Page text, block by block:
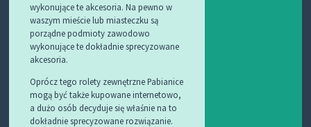
wykonujące te akcesoria. Na pewno w
waszym mieście lub miasteczku są
porządne podmioty zawodowo
wykonujące te dokładnie sprecyzowane
akcesoria.
Oprócz tego rolety zewnętrzne Pabianice
mogą być także kupowane internetowo,
a dużo osób decyduje się właśnie na to
dokładnie sprecyzowane rozwiązanie.